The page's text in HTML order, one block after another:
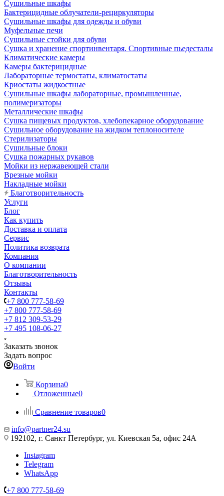
Сушильные шкафы
Бактерицидные облучатели-рециркуляторы
Сушильные шкафы для одежды и обуви
Муфельные печи
Сушильные стойки для обуви
Сушка и хранение спортинвентаря. Спортивные пьедесталы
Климатические камеры
Камеры бактерицидные
Лабораторные термостаты, климатостаты
Криостаты жидкостные
Сушильные шкафы лабораторные, промышленные,
полимеризаторы
Металлические шкафы
Сушка пищевых продуктов, хлебопекарное оборудование
Сушильное оборудование на жидком теплоносителе
Стерилизаторы
Сушильные блоки
Сушка пожарных рукавов
Мойки из нержавеющей стали
Врезные мойки
Накладные мойки
Благотворительность
Услуги
Блог
Как купить
Доставка и оплата
Сервис
Политика возврата
Компания
О компании
Благотворительность
Отзывы
Контакты
+7 800 777-58-69
+7 800 777-58-69
+7 812 309-53-29
+7 495 108-06-27
Заказать звонок
Задать вопрос
Войти
Корзина0
Отложенные0
Сравнение товаров0
info@partner24.su
192102, г. Санкт Петербург, ул. Киевская 5а, офис 24А
Instagram
Telegram
WhatsApp
+7 800 777-58-69